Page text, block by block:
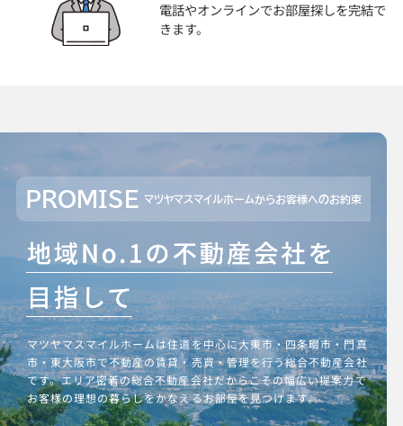
電話やオンラインでお部屋探しを完結で
きます。
PROMISE マツヤマスマイルホームからお客様へのお約束
マツヤマスマイルホームは住道を中心に大東市・四条畷市・門真
市・東大阪市で不動産の賃貸・売買・管理を行う総合不動産会社
です。エリア密着の総合不動産会社だからこその幅広い提案力で
お客様の理想の暮らしをかなえるお部屋を見つけます。